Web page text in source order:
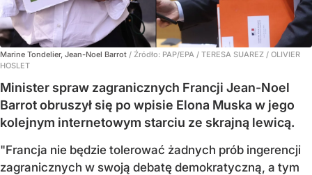
Marine Tondelier, Jean-Noel Barrot / Źródło: PAP/EPA / TERESA SUAREZ / OLIVIER
HOSLET
Minister spraw zagranicznych Francji Jean-Noel
Barrot obruszył się po wpisie Elona Muska w jego
kolejnym internetowym starciu ze skrajną lewicą.
"Francja nie będzie tolerować żadnych prób ingerencji
zagranicznych w swoją debatę demokratyczną, a tym